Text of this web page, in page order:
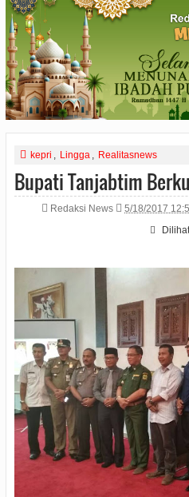
kepri Lingga Realitasnews
Bupati Tanjabtim
Redaksi News 5/18/2017
Dilihat